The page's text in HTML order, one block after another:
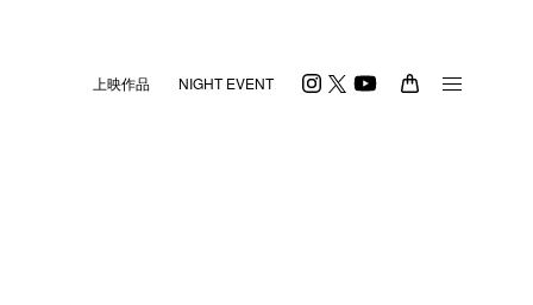
上映作品 NIGHT EVENT